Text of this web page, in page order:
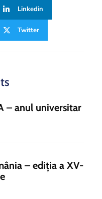
Linkedin
Twitter
– anul universitar
– ediția a XV-